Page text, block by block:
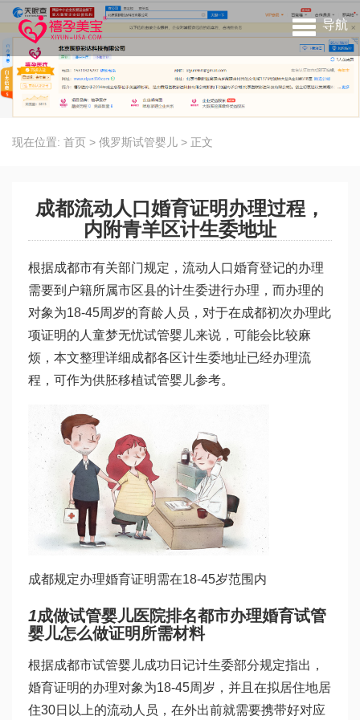
导航
现在位置: 首页 > 俄罗斯试管婴儿 > 正文
成都流动人口婚育证明办理过程，
内附青羊区计生委地址
根据成都市有关部门规定，流动人口婚育登记的办理
需要到户籍所属市区县的计生委进行办理，而办理的
对象为18-45周岁的育龄人员，对于在成都初次办理此
项证明的人童梦无忧试管婴儿来说，可能会比较麻
烦，本文整理详细成都各区计生委地址已经办理流
程，可作为供胚移植试管婴儿参考。
成都规定办理婚育证明需在18-45岁范围内
1成做试管婴儿医院排名都市办理婚育试管
婴儿怎么做证明所需材料
根据成都市试管婴儿成功日记计生委部分规定指出，
婚育证明的办理对象为18-45周岁，并且在拟居住地居
住30日以上的流动人员，在外出前就需要携带好对应